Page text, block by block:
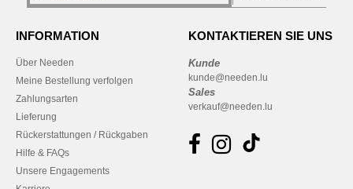
INFORMATION
Über Needen
Meine Bestellung verfolgen
Zahlungsarten
Lieferung
Rückerstattungen / Rückgaben
Hilfe & FAQs
Unsere Engagements
KONTAKTIEREN SIE UNS
Kunde
kunde@needen.lu
Sales
verkauf@needen.lu